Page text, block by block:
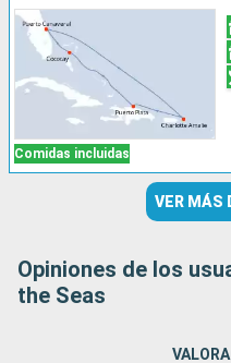
Comidas incluidas
VER MÁS
Opiniones de los
the Seas